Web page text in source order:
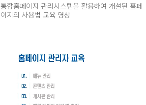
통합홈페이지 관리시스템을 활용하여 개설된 홈페
이지의 사용법 교육 영상